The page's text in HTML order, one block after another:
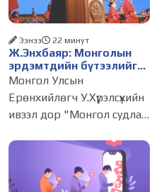
Ж.Энхбаяр: Монголын
эрдэмтдийн бүтээлийг
олон улсын хэлнээ түгээн
дэлгэрүүлэх ажлыг
дэмжинэ
Ээнээ 22 минут
Монгол Улсын
Ерөнхийлөгч У.Хүрэлсүхийн
ивээл дор "Монгол судлал:
сэдэвт олон улсын
монголч эрдэмтний XIII Их
хурал 2026.08.10-наас 13-